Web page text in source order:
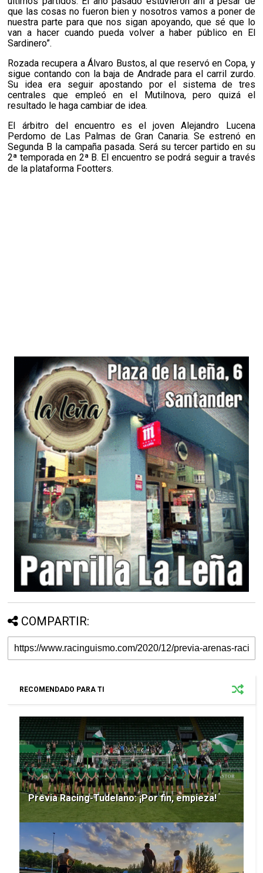
que las cosas no fueron bien y nosotros vamos a poner de
nuestra parte para que nos sigan apoyando, que sé que lo
van a hacer cuando pueda volver a haber público en El
Sardinero”.
Rozada recupera a Álvaro Bustos, al que reservó en Copa, y
sigue contando con la baja de Andrade para el carril zurdo.
Su idea era seguir apostando por el sistema de tres
centrales que empleó en el Mutilnova, pero quizá el
resultado le haga cambiar de idea.
El árbitro del encuentro es el joven Alejandro Lucena
Perdomo de Las Palmas de Gran Canaria. Se estrenó en
Segunda B la campaña pasada. Será su tercer partido en su
2ª temporada en 2ª B. El encuentro se podrá seguir a través
de la plataforma Footters.
COMPARTIR:
RECOMENDADO PARA TI
Previa Racing-Tudelano: ¡Por fin, empieza!